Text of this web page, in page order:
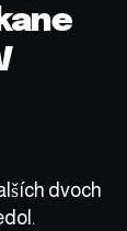
dvoch